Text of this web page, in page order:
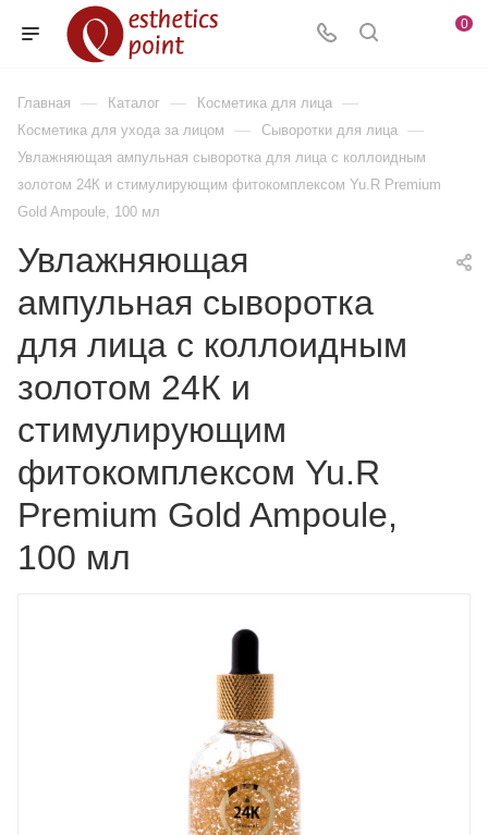
0
Главная — Каталог — Косметика для лица —
Косметика для ухода за лицом — Сыворотки для лица —
Увлажняющая ампульная сыворотка для лица с коллоидным
золотом 24К и стимулирующим фитокомплексом Yu.R Premium
Gold Ampoule, 100 мл
Увлажняющая
ампульная сыворотка
для лица с коллоидным
золотом 24К и
стимулирующим
фитокомплексом Yu.R
Premium Gold Ampoule,
100 мл